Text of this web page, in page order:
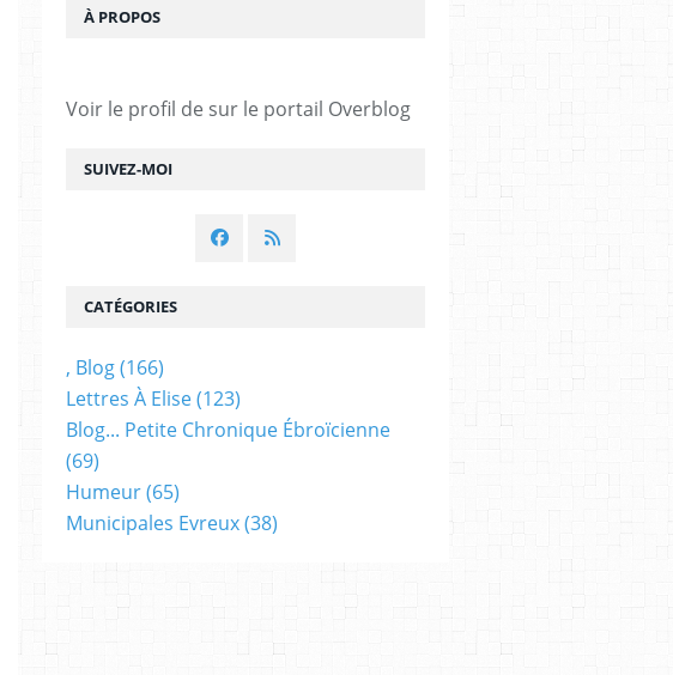
SUIVEZ-MOI
À PROPOS
Voir le profil de sur le portail Overblog
CATÉGORIES
, Blog(166)
Lettres À Elise(123)
Blog... Petite Chronique Ébroïcienne
(69)
Humeur(65)
Municipales Evreux(38)